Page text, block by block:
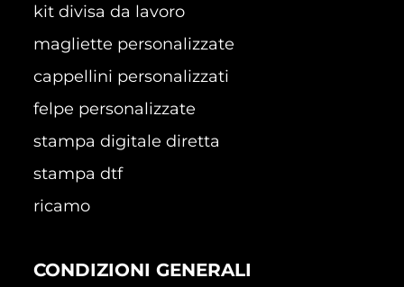
kit divisa da lavoro
magliette personalizzate
cappellini personalizzati
felpe personalizzate
stampa digitale diretta
stampa dtf
ricamo
CONDIZIONI GENERALI